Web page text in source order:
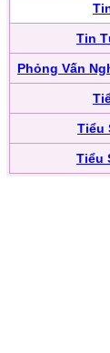
Tin
Phỏng Vấn
Tiểu
Tiểu